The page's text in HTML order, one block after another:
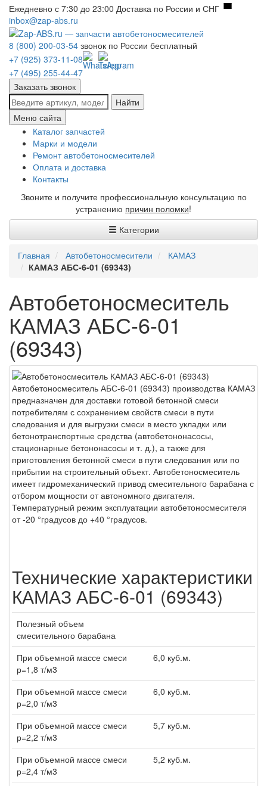
Ежедневно с 7:30 до 23:00 Доставка по России и СНГ
inbox@zap-abs.ru
8 (800) 200-03-54 звонок по России бесплатный
+7 (925) 373-11-08
+7 (495) 255-44-47
Заказать звонок
Найти
Меню сайта
Каталог запчастей
Марки и модели
Ремонт автобетоносмесителей
Оплата и доставка
Контакты
Звоните и получите профессиональную консультацию по
устранению причин поломки!
Категории
Главная Автобетоносмесители
КАМАЗ
КАМАЗ АБС-6-01 (69343)
Автобетоносмеситель
КАМАЗ АБС-6-01
(69343)
Автобетоносмеситель АБС-6-01 (69343) производства КАМАЗ
предназначен для доставки готовой бетонной смеси
потребителям с сохранением свойств смеси в пути
следования и для выгрузки смеси в место укладки или
бетонотранспортные средства (автобетононасосы,
стационарные бетононасосы и т. д.), а также для
приготовления бетонной смеси в пути следования или по
прибытии на строительный объект. Автобетоносмеситель
имеет гидромеханический привод смесительного барабана с
отбором мощности от автономного двигателя.
Температурный режим эксплуатации автобетоносмесителя
от -20 °градусов до +40 °градусов.
Технические характеристики
КАМАЗ АБС-6-01 (69343)
Полезный объем
смесительного барабана
При объемной массе смеси
р=1,8 т/м3
6,0 куб.м.
При объемной массе смеси
р=2,0 т/м3
6,0 куб.м.
При объемной массе смеси
р=2,2 т/м3
5,7 куб.м.
При объемной массе смеси
р=2,4 т/м3
5,2 куб.м.